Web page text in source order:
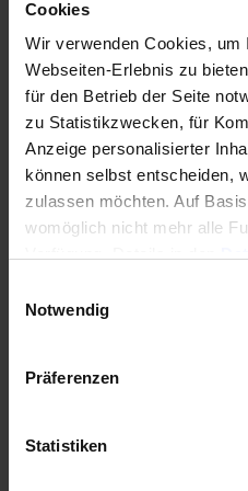
Cookies
Wir verwenden Cookies, um
Webseiten-Erlebnis zu
für den Betrieb der Seite
zu Statistikzwecken, für
Anzeige personalisierter
können selbst entscheiden,
zulassen möchten. Auf
womöglich nicht mehr alle
unseremImpressum
Notwendig
Präferenzen
Statistiken
Lastschrift und der
Mieter/Eigentümer dem
Konto einzuziehen.
einer schriftlichen Form,